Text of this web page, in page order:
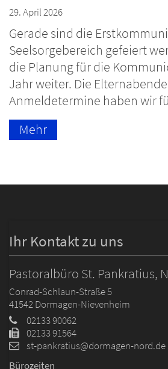
29. April 2026
Gerade sind die
Seelsorgebereich gefeiert
die Planung für die
Jahr weiter. Die
Anmeldetermine haben wir
Mehr
Ihr Kontakt zu uns
Pastoralbüro St. Pankratius,
Conrad-Schlaun-Straße 5
41542Dormagen-Nievenheim
02133 90062
02133 91564
st-pankratius@dormagen-nord.de
Bürozeiten